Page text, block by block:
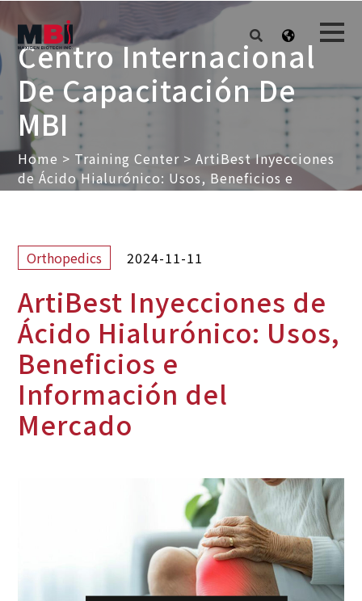
Centro Internacional
De Capacitación De
MBI
Home > Training Center >ArtiBest Inyecciones
de Ácido Hialurónico: Usos, Beneficios e
Información del Mercado
Orthopedics 2024-11-11
ArtiBest Inyecciones de
Ácido Hialurónico: Usos,
Beneficios e
Información del
Mercado